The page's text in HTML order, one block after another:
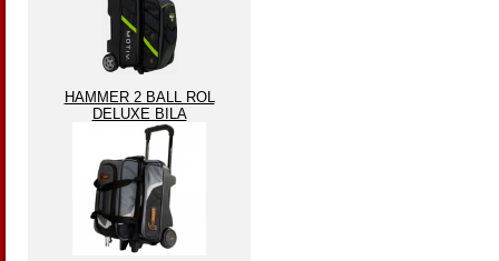
HAMMER 2 BALL ROL
DELUXE BILA